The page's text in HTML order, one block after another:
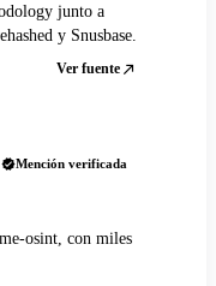
junto a
y Snusbase.
Ver fuente
Mención verificada
osint, con miles